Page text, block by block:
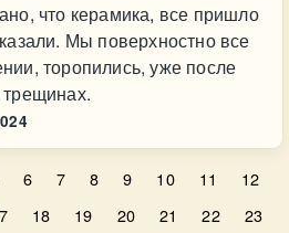
что керамика, все пришло
Мы поверхностно все
торопились, уже после
6 7 8 9 10 11
12
18 19 20 21 22
23